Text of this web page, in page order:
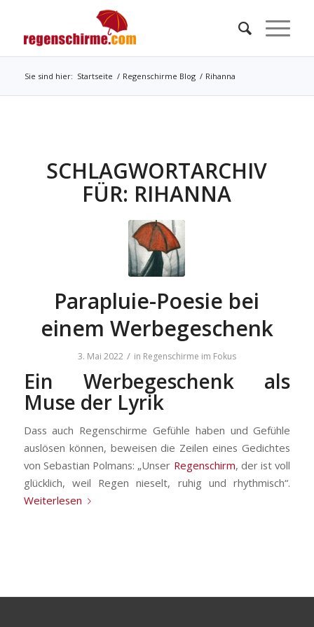
Sie sind hier: Startseite / Regenschirme Blog / Rihanna
SCHLAGWORTARCHIV
FÜR: RIHANNA
Parapluie-Poesie bei
einem Werbegeschenk
3. Mai 2022 / in Regenschirme im Fokus
Ein Werbegeschenk als
Muse der Lyrik
Dass auch Regenschirme Gefühle haben und Gefühle
auslösen können, beweisen die Zeilen eines Gedichtes
von Sebastian Polmans: „Unser Regenschirm, der ist voll
glücklich, weil Regen nieselt, ruhig und rhythmisch“.
Weiterlesen